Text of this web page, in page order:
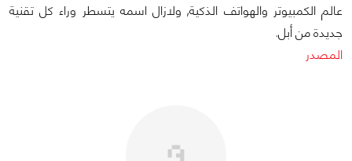
عالم الكمبيوتر والهواتف الذكية, ولازال اسمه يتسطر وراء كل تقنية
جديدة من أبل.
المصدر